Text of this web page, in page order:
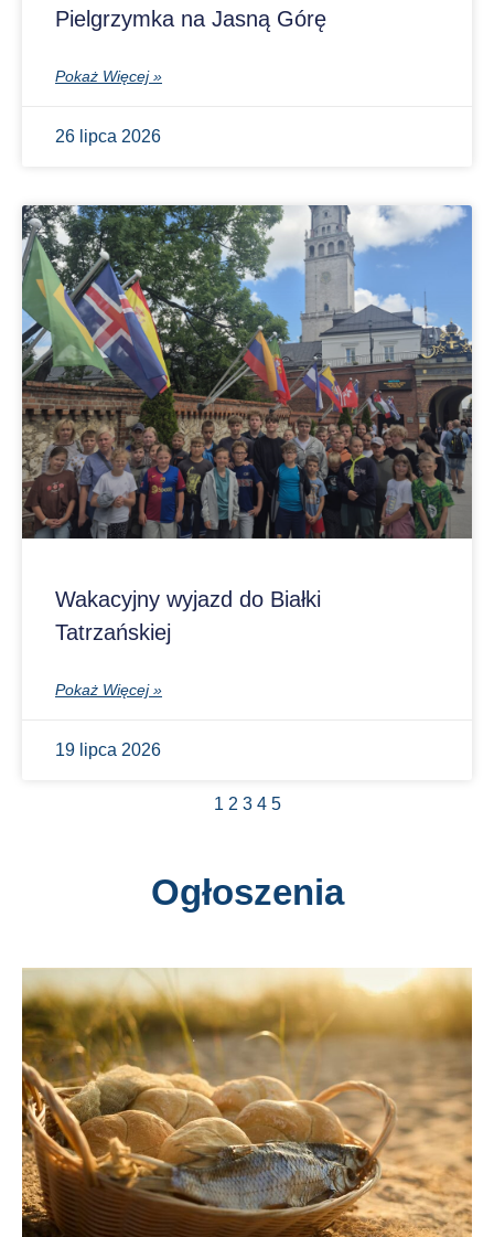
Pielgrzymka na Jasną Górę
Pokaż Więcej »
26 lipca 2026
Wakacyjny wyjazd do Białki
Tatrzańskiej
Pokaż Więcej »
19 lipca 2026
1 2 3 4 5
Ogłoszenia